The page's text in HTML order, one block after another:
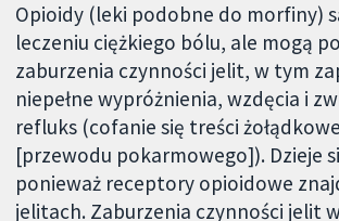
Opioidy (leki podobne do morfiny)
leczeniu ciężkiego bólu, ale mogą
zaburzenia czynności jelit, w tym
niepełne wypróżnienia, wzdęcia i
refluks (cofanie się treści
[przewodu pokarmowego]). Dzieje
ponieważ receptory opioidowe
jelitach. Zaburzenia czynności jelit